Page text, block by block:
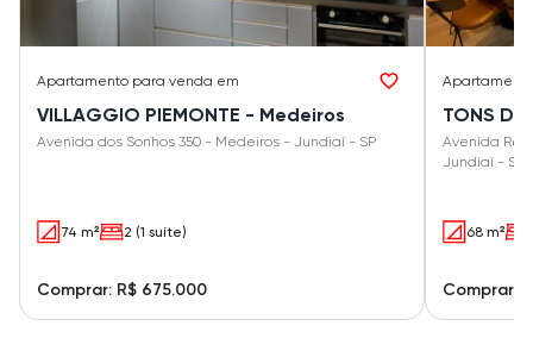
Apartamento para venda em
VILLAGGIO PIEMONTE - Medeiros
Avenida dos Sonhos 350 - Medeiros - Jundiaí - SP
74 m² 2 (1 suíte)
Comprar: R$ 675.000
TONS
Avenida
Jundiaí - SP
68 m²
Comprar: